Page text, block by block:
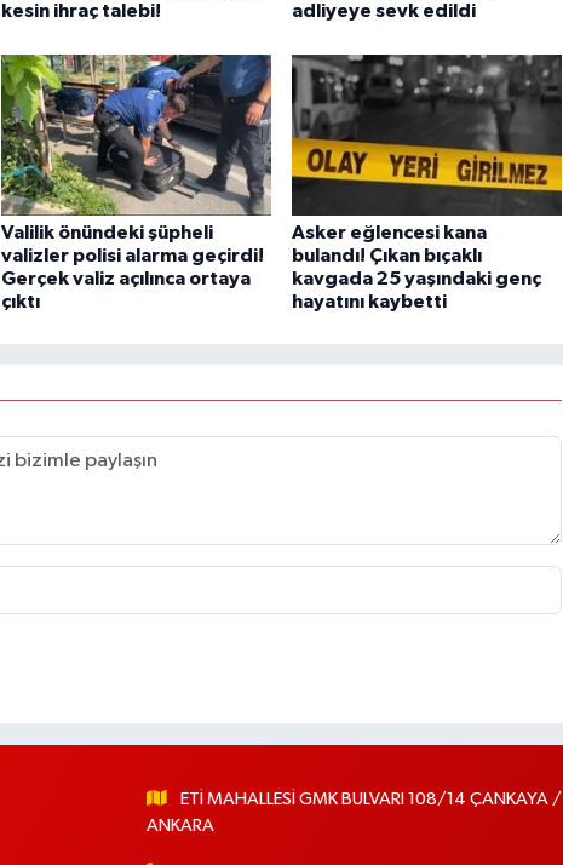
kesin ihraç talebi!
adliyeye sevk edildi
Valilik önündeki şüpheli
valizler polisi alarma geçirdi!
Gerçek valiz açılınca ortaya
çıktı
Asker eğlencesi kana
bulandı! Çıkan bıçaklı
kavgada 25 yaşındaki genç
hayatını kaybetti
ETİ MAHALLESİ GMK BULVARI 108/14 ÇANKAYA /
ANKARA